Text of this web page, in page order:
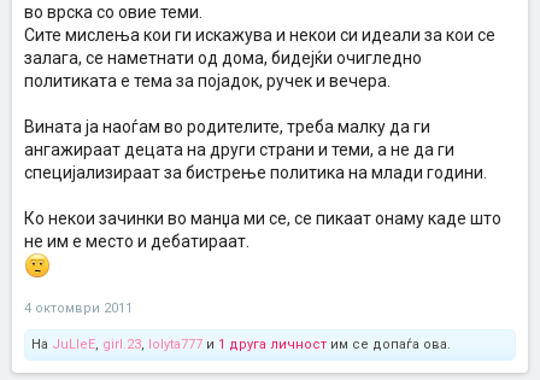
во врска со овие теми.
Сите мислења кои ги искажува и некои си идеали за кои се
залага, се наметнати од дома, бидејќи очигледно
политиката е тема за појадок, ручек и вечера.
Вината ја наоѓам во родителите, треба малку да ги
ангажираат децата на други страни и теми, а не да ги
специјализираат за бистрење политика на млади години.
Ко некои зачинки во манџа ми се, се пикаат онаму каде што
не им е место и дебатираат.
4 октомври 2011
На JuLleE, girl.23, lolyta777 и 1 друга личност им се допаѓа ова.